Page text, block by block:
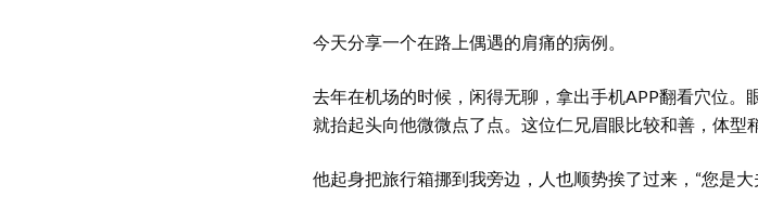
今天分享一个在路上偶遇的肩痛的病例。
去年在机场的时候，闲得无聊，拿出手机APP翻看穴位
就抬起头向他微微点了点。这位仁兄眉眼比较和善，体型
他起身把旅行箱挪到我旁边，人也顺势挨了过来，“您是大